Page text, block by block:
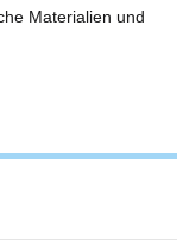
Materialien und